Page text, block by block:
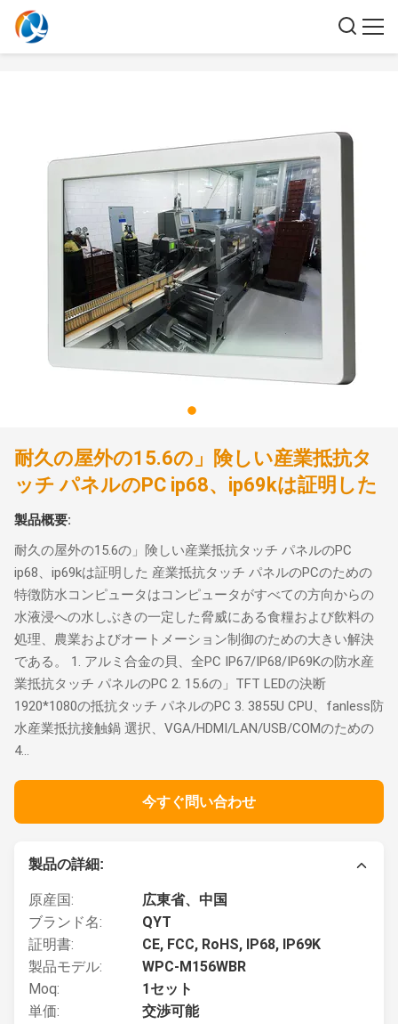
耐久の屋外の15.6の」険しい産業抵抗タ
ッチ パネルのPC ip68、ip69kは証明した
製品概要:
耐久の屋外の15.6の」険しい産業抵抗タッチ パネルのPC
ip68、ip69kは証明した 産業抵抗タッチ パネルのPCのための
特徴防水コンピュータはコンピュータがすべての方向からの
水液浸への水しぶきの一定した脅威にある食糧および飲料の
処理、農業およびオートメーション制御のための大きい解決
である。 1. アルミ合金の貝、全PC IP67/IP68/IP69Kの防水産
業抵抗タッチ パネルのPC 2. 15.6の」TFT LEDの決断
1920*1080の抵抗タッチ パネルのPC 3. 3855U CPU、fanless防
水産業抵抗接触鍋 選択、VGA/HDMI/LAN/USB/COMのための
4...
今すぐ問い合わせ
製品の詳細:
原産国:
広東省、中国
ブランド名:
QYT
証明書:
CE, FCC, RoHS, IP68, IP69K
製品モデル:
WPC-M156WBR
Moq:
1セット
単価:
交渉可能